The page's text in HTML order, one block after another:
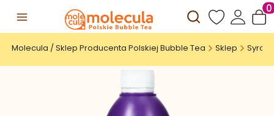
Otwórz
Molecula / Sklep Producenta Polskiej Bubble Tea Sklep